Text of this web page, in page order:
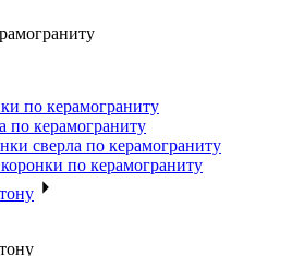
по керамограниту
по керамограниту
сверла по керамограниту
по керамограниту